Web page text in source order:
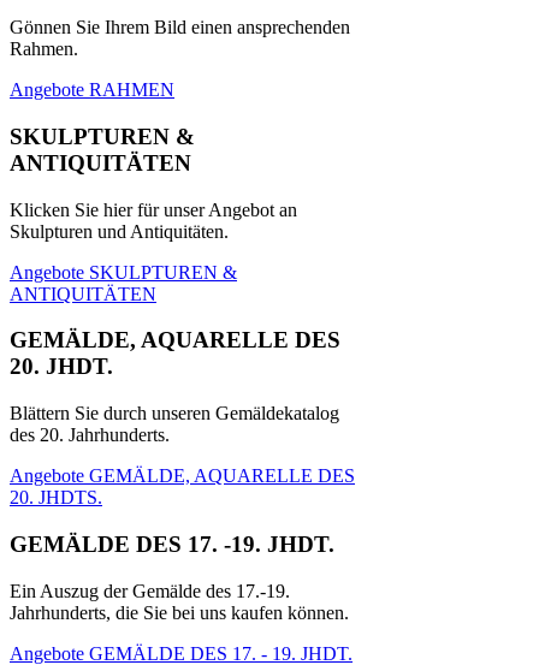
Gönnen Sie Ihrem Bild einen ansprechenden
Rahmen.
Angebote RAHMEN
SKULPTUREN &
ANTIQUITÄTEN
Klicken Sie hier für unser Angebot an
Skulpturen und Antiquitäten.
Angebote SKULPTUREN &
ANTIQUITÄTEN
GEMÄLDE, AQUARELLE DES
20. JHDT.
Blättern Sie durch unseren Gemäldekatalog
des 20. Jahrhunderts.
Angebote GEMÄLDE, AQUARELLE DES
20. JHDTS.
GEMÄLDE DES 17. -19. JHDT.
Ein Auszug der Gemälde des 17.-19.
Jahrhunderts, die Sie bei uns kaufen können.
Angebote GEMÄLDE DES 17. - 19. JHDT.